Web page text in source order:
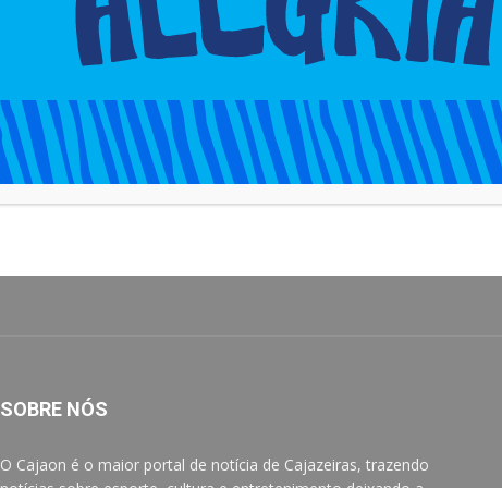
SOBRE NÓS
O Cajaon é o maior portal de notícia de Cajazeiras, trazendo